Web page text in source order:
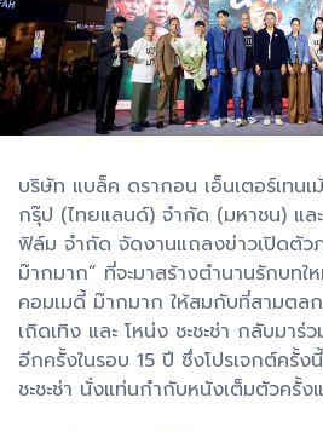
บริษัท แบล็ค ดรากอน เอ็นเตอร์เทน
กรุ๊ป (ไทยแลนด์) จำกัด (มหาชน) แล
ฟิล์ม จำกัด จัดงานแถลงข่าวเปิดตัว
ม๊ากมาก” ที่จะมาสร้างตำนานรักบทใ
คอมเมดี้ ม๊ากมาก ให้สมกับที่สามต
เถิดเทิง และ โหน่ง ชะชะช่า กลับมา
อีกครั้งในรอบ 15 ปี ซึ่งโปรเจกต์ครั้ง
ชะชะช่า นั่งแท่นกำกับหนังเต็มตัวครั้ง